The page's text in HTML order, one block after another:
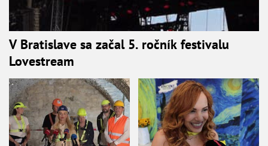
V Bratislave sa začal 5. ročník festivalu
Lovestream